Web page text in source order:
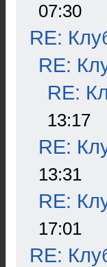
07:30
RE:
RE:
RE:
13:17
RE:
13:31
RE:
17:01
RE: